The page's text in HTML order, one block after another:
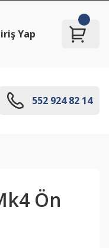
Yap
552 924 82 14
Ön